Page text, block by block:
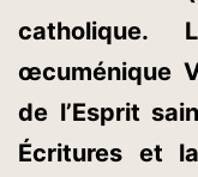
catholique.
œcuménique
de l’Esprit
Écritures et